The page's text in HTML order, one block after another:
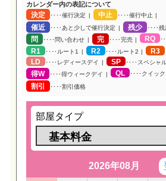
カレンダー内の表記について
決定 ‥‥催行決定 中止 ‥‥催行中止
催近 ‥‥あと少しで催行決定 残少 ‥‥残
問 ‥‥問い合わせ 完 ‥‥完売 RQ
R1 ‥‥ルート1 R2 ‥‥ルート2 R3
LD ‥‥レディースデイ SP ‥‥スペシャル
得W ‥‥得ウィークデイ QL ‥‥クイック
割引 ‥‥割引価格